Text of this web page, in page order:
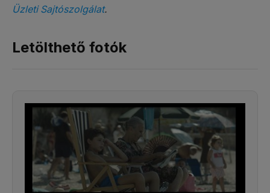
Üzleti Sajtószolgálat.
Letölthető fotók